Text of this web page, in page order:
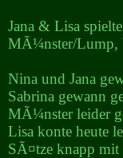
Jana & Lisa
MÃ¼nster/Lump,
Nina und Jana
Sabrina gewann
MÃ¼nster leider
Lisa konte heute
SÃ¤tze knapp mit